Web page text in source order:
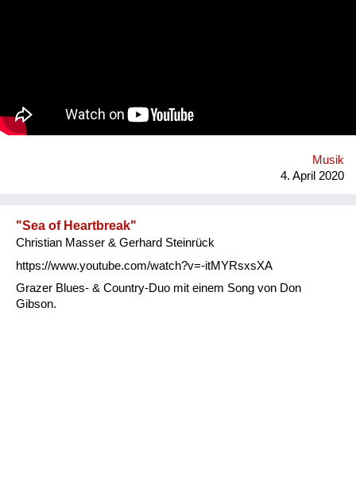
Musik
4. April 2020
"Sea of Heartbreak"
Christian Masser & Gerhard Steinrück
https://www.youtube.com/watch?v=-itMYRsxsXA
Grazer Blues- & Country-Duo mit einem Song von Don
Gibson.